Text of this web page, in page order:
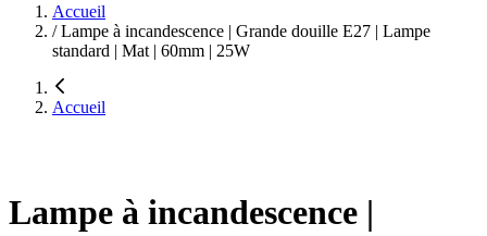
Accueil
/ Lampe à incandescence | Grande douille E27 | Lampe
standard | Mat | 60mm | 25W
Accueil
Lampe à incandescence |